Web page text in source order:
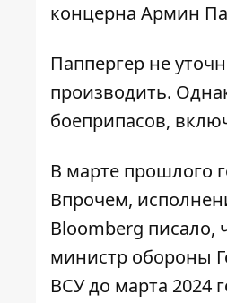
концерна Армин
Паппергер не
производить.
боеприпасов,
В марте прошлого
Впрочем,
Bloomberg писало,
министр обороны
ВСУ до марта 2024